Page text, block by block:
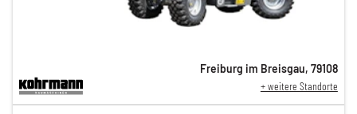
216,00 €
Freiburg im Breisgau, 79108
+ weitere Standorte